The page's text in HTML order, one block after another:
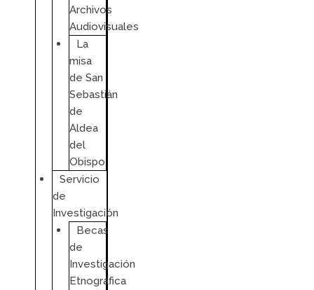
Archivos
Audiovisuales
La
misa
de San
Sebastián
de
Aldea
del
Obispo
Servicio
de
Investigación
Becas
de
Investigación
Etnográfica